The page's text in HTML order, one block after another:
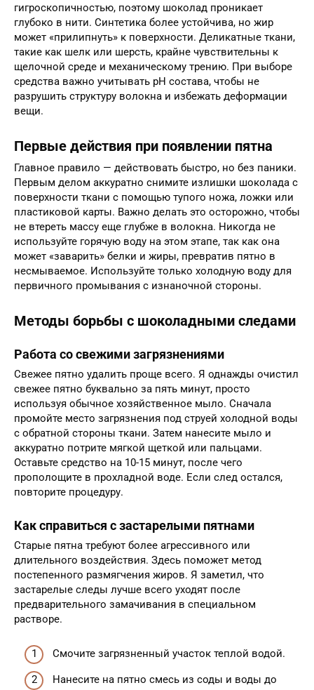
гигроскопичностью, поэтому шоколад проникает
глубоко в нити. Синтетика более устойчива, но жир
может «прилипнуть» к поверхности. Деликатные ткани,
такие как шелк или шерсть, крайне чувствительны к
щелочной среде и механическому трению. При выборе
средства важно учитывать pH состава, чтобы не
разрушить структуру волокна и избежать деформации
вещи.
Первые действия при появлении пятна
Главное правило — действовать быстро, но без паники.
Первым делом аккуратно снимите излишки шоколада с
поверхности ткани с помощью тупого ножа, ложки или
пластиковой карты. Важно делать это осторожно, чтобы
не втереть массу еще глубже в волокна. Никогда не
используйте горячую воду на этом этапе, так как она
может «заварить» белки и жиры, превратив пятно в
несмываемое. Используйте только холодную воду для
первичного промывания с изнаночной стороны.
Методы борьбы с шоколадными следами
Работа со свежими загрязнениями
Свежее пятно удалить проще всего. Я однажды очистил
свежее пятно буквально за пять минут, просто
используя обычное хозяйственное мыло. Сначала
промойте место загрязнения под струей холодной воды
с обратной стороны ткани. Затем нанесите мыло и
аккуратно потрите мягкой щеткой или пальцами.
Оставьте средство на 10-15 минут, после чего
прополощите в прохладной воде. Если след остался,
повторите процедуру.
Как справиться с застарелыми пятнами
Старые пятна требуют более агрессивного или
длительного воздействия. Здесь поможет метод
постепенного размягчения жиров. Я заметил, что
застарелые следы лучше всего уходят после
предварительного замачивания в специальном
растворе.
Смочите загрязненный участок теплой водой.
Нанесите на пятно смесь из соды и воды до